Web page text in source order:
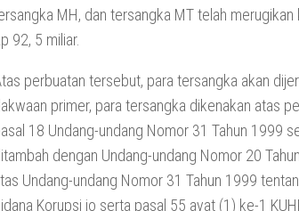
MH, dan tersangka MT telah
92, 5 miliar.
perbuatan tersebut, para tersangka akan
primer, para tersangka dikenakan atas
18 Undang-undang Nomor 31 Tahun 1999
dengan Undang-undang Nomor 20
Undang-undang Nomor 31 Tahun 1999
Korupsi jo serta pasal 55 ayat (1) ke-1